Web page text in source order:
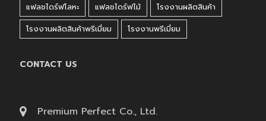
แฟลชไดร์ฟโลหะ
แฟลชไดร์ฟไม้
โรงงานผลิตสินค้า
โรงงานผลิตสินค้าพรีเมี่ยม
โรงงานพรีเมี่ยม
CONTACT US
Premium Perfect Co., Ltd.